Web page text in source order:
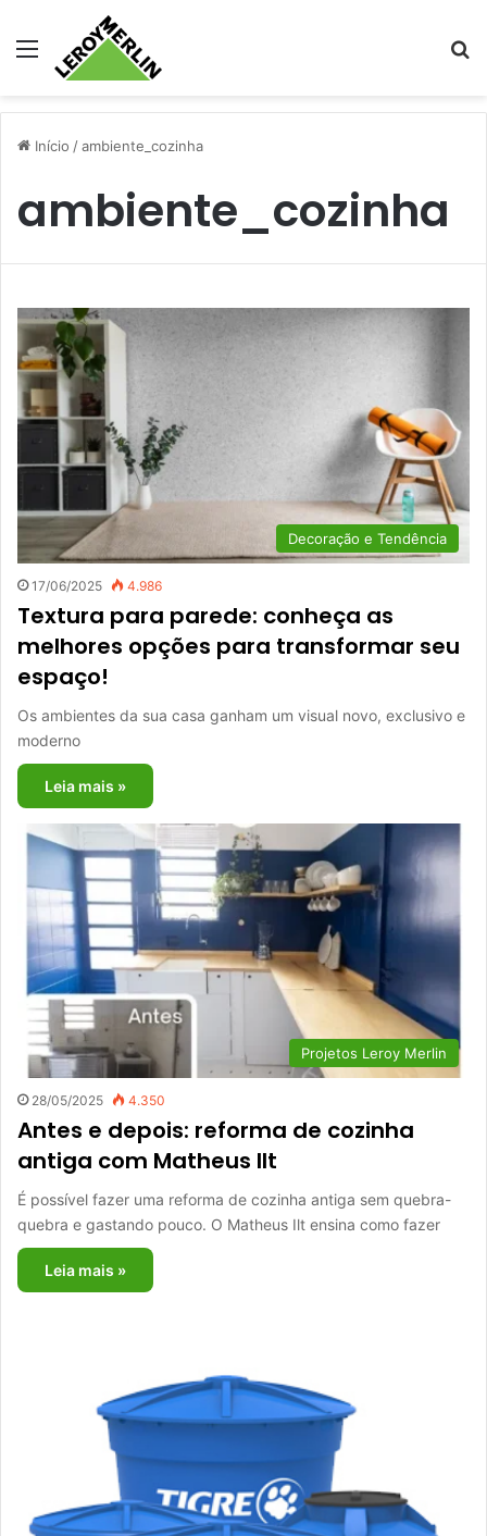
Menu
Início /ambiente_cozinha
ambiente_cozinha
Decoração e Tendência
17/06/2025 4.986
Textura para parede: conheça as
melhores opções para transformar seu
espaço!
Os ambientes da sua casa ganham um visual novo, exclusivo e
moderno
Leia mais »
Projetos Leroy Merlin
28/05/2025 4.350
Antes e depois: reforma de cozinha
antiga com Matheus Ilt
É possível fazer uma reforma de cozinha antiga sem quebra-
quebra e gastando pouco. O Matheus Ilt ensina como fazer
Leia mais »